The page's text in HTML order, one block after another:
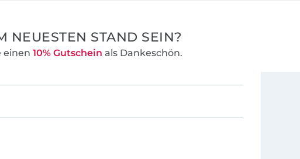
NEUESTEN STAND SEIN?
einen 10% Gutschein als Dankeschön.